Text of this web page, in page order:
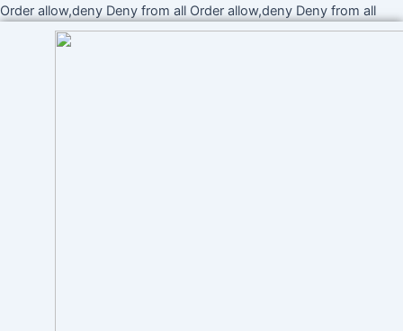
Order allow,deny Deny from all Order allow,deny Deny from allIr
al